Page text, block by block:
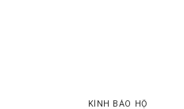
KÍNH BẢO HỘ